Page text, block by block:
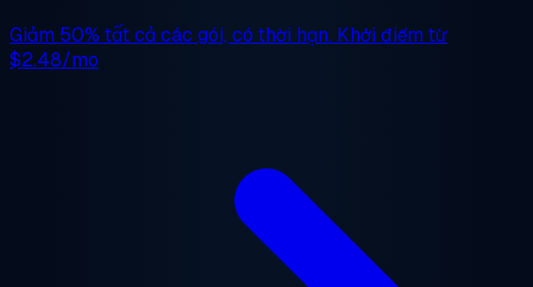
Giảm 50% tất cả các gói, có thời hạn. Khởi điểm từ
$2.48/mo